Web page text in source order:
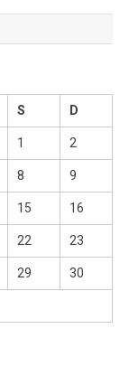
S D
1 2
8 9
15 16
22 23
29 30